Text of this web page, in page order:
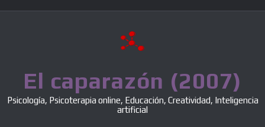
El caparazón (2007)
Psicología, Psicoterapia online, Educación, Creatividad, Inteligencia
artificial